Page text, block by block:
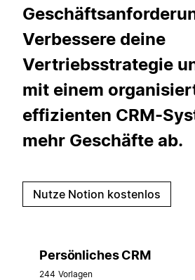
Verbessere deine
Vertriebsstrategie
mit einem
effizienten CRM-
mehr Geschäfte ab.
Nutze Notion kostenlos
Persönliches CRM
244 Vorlagen